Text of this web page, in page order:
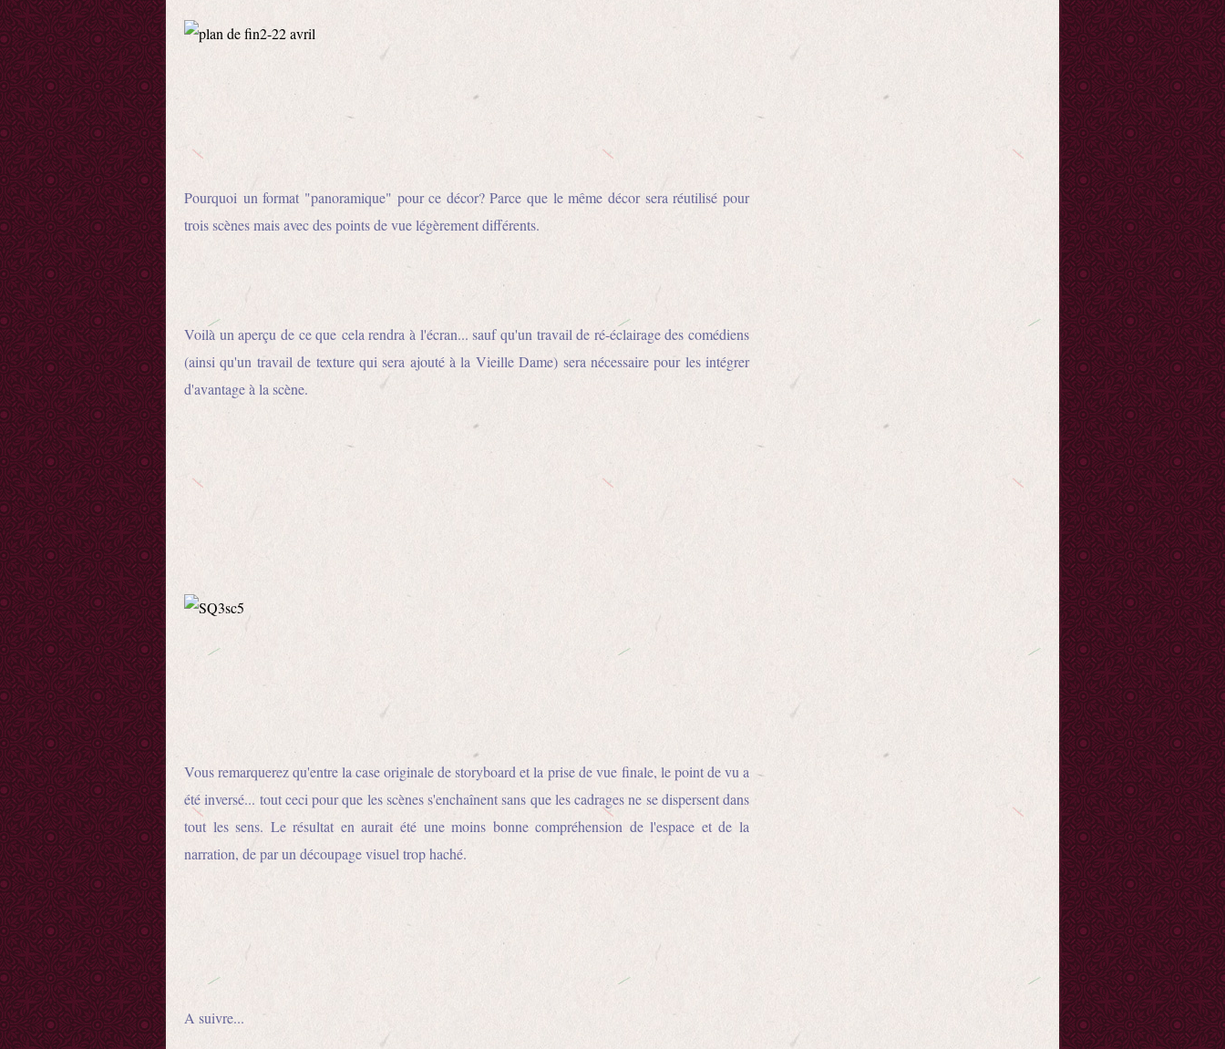
Pourquoi un format "panoramique" pour ce décor? Parce que le même décor sera réutilisé pour
trois scènes mais avec des points de vue légèrement différents.
Voilà un aperçu de ce que cela rendra à l'écran... sauf qu'un travail de ré-éclairage des comédiens
(ainsi qu'un travail de texture qui sera ajouté à la Vieille Dame) sera nécessaire pour les intégrer
d'avantage à la scène.
Vous remarquerez qu'entre la case originale de storyboard et la prise de vue finale, le point de vu a
été inversé... tout ceci pour que les scènes s'enchaînent sans que les cadrages ne se dispersent dans
tout les sens. Le résultat en aurait été une moins bonne compréhension de l'espace et de la
narration, de par un découpage visuel trop haché.
A suivre...